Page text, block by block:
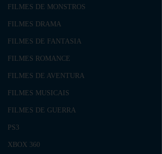
FILMES DE MONSTROS
FILMES DRAMA
FILMES DE FANTASIA
FILMES ROMANCE
FILMES DE AVENTURA
FILMES MUSICAIS
FILMES DE GUERRA
PS3
XBOX 360